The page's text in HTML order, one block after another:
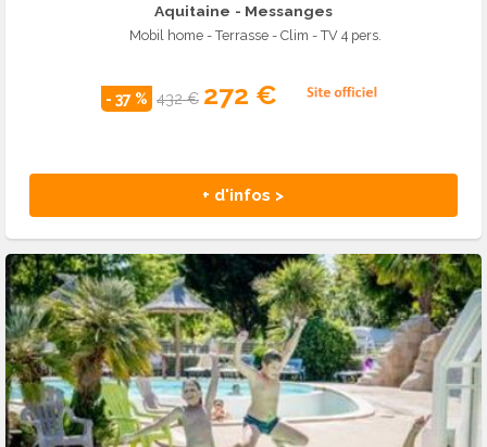
Aquitaine - Messanges
Mobil home - Terrasse - Clim - TV 4 pers.
- 37 % 432 € 272 €
+ d'infos >